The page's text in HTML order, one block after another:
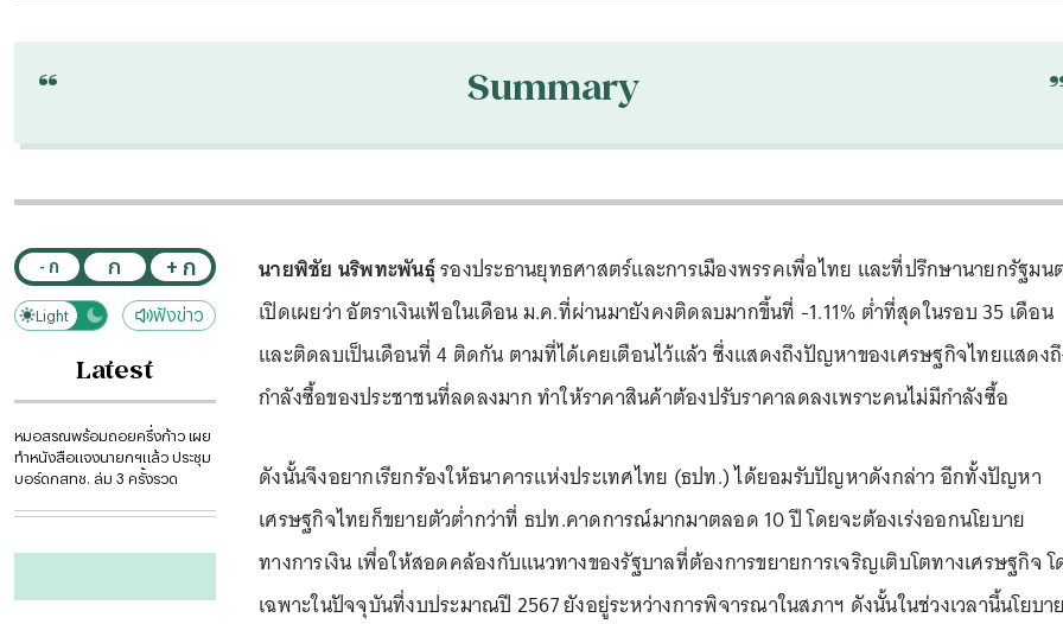
“ Summary
- ก ก + ก
Dark
Light ฟังข่าว
Latest
หมอสรณพร้อมถอยครึ่งก้าว เผย
ทำหนังสือแจงนายกฯแล้ว ประชุม
บอร์ดกสทช. ล่ม 3 ครั้งรวด
นายพิชัย นริพทะพันธุ์รองประธานยุทธศาสตร์และการเมืองพรรคเพื่อไทย และที่ปรึกษานายกรัฐมน
เปิดเผยว่า อัตราเงินเฟ้อในเดือน ม.ค.ที่ผ่านมายังคงติดลบมากขึ้นที่ -1.11% ต่ำที่สุดในรอบ 35 เดือน
และติดลบเป็นเดือนที่ 4 ติดกัน ตามที่ได้เคยเตือนไว้แล้ว ซึ่งแสดงถึงปัญหาของเศรษฐกิจไทยแสดง
กำลังซื้อของประชาชนที่ลดลงมาก ทำให้ราคาสินค้าต้องปรับราคาลดลงเพราะคนไม่มีกำลังซื้อ
ดังนั้นจึงอยากเรียกร้องให้ธนาคารแห่งประเทศไทย (ธปท.) ได้ยอมรับปัญหาดังกล่าว อีกทั้งปัญหา
เศรษฐกิจไทยก็ขยายตัวต่ำกว่าที่ ธปท.คาดการณ์มากมาตลอด 10 ปี โดยจะต้องเร่งออกนโยบาย
ทางการเงิน เพื่อให้สอดคล้องกับแนวทางของรัฐบาลที่ต้องการขยายการเจริญเติบโตทางเศรษฐกิจ
เฉพาะในปัจจุบันที่งบประมาณปี 2567 ยังอยู่ระหว่างการพิจารณาในสภาฯ ดังนั้นในช่วงเวลานี้นโยบาย